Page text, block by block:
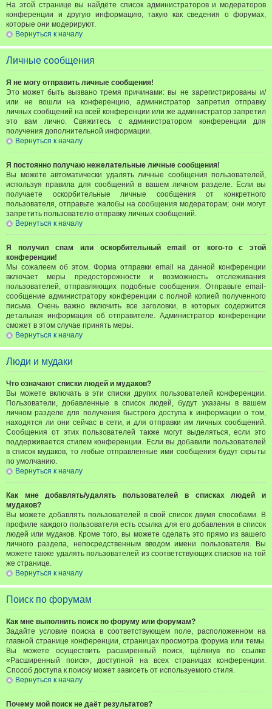
На этой странице вы найдёте список администраторов и модераторов
конференции и другую информацию, такую как сведения о форумах,
которые они модерируют.
Вернуться к началу
Личные сообщения
Я не могу отправить личные сообщения!
Это может быть вызвано тремя причинами: вы не зарегистрированы и/
или не вошли на конференцию, администратор запретил отправку
личных сообщений на всей конференции или же администратор запретил
это вам лично. Свяжитесь с администратором конференции для
получения дополнительной информации.
Вернуться к началу
Я постоянно получаю нежелательные личные сообщения!
Вы можете автоматически удалять личные сообщения пользователей,
используя правила для сообщений в вашем личном разделе. Если вы
получаете оскорбительные личные сообщения от конкретного
пользователя, отправьте жалобы на сообщения модераторам; они могут
запретить пользователю отправку личных сообщений.
Вернуться к началу
Я получил спам или оскорбительный email от кого-то с этой
конференции!
Мы сожалеем об этом. Форма отправки email на данной конференции
включает меры предосторожности и возможность отслеживания
пользователей, отправляющих подобные сообщения. Отправьте email-
сообщение администратору конференции с полной копией полученного
письма. Очень важно включить все заголовки, в которых содержится
детальная информация об отправителе. Администратор конференции
сможет в этом случае принять меры.
Вернуться к началу
Люди и мудаки
Что означают списки людей и мудаков?
Вы можете включать в эти списки других пользователей конференции.
Пользователи, добавленные в список людей, будут указаны в вашем
личном разделе для получения быстрого доступа к информации о том,
находятся ли они сейчас в сети, и для отправки им личных сообщений.
Сообщения от этих пользователей также могут выделяться, если это
поддерживается стилем конференции. Если вы добавили пользователей
в список мудаков, то любые отправленные ими сообщения будут скрыты
по умолчанию.
Вернуться к началу
Как мне добавлять/удалять пользователей в списках людей и
мудаков?
Вы можете добавлять пользователей в свой список двумя способами. В
профиле каждого пользователя есть ссылка для его добавления в список
людей или мудаков. Кроме того, вы можете сделать это прямо из вашего
личного раздела, непосредственным вводом имени пользователя. Вы
можете также удалять пользователей из соответствующих списков на той
же странице.
Вернуться к началу
Поиск по форумам
Как мне выполнить поиск по форуму или форумам?
Задайте условие поиска в соответствующем поле, расположенном на
главной странице конференции, страницах просмотра форума или темы.
Вы можете осуществить расширенный поиск, щёлкнув по ссылке
«Расширенный поиск», доступной на всех страницах конференции.
Способ доступа к поиску может зависеть от используемого стиля.
Вернуться к началу
Почему мой поиск не даёт результатов?